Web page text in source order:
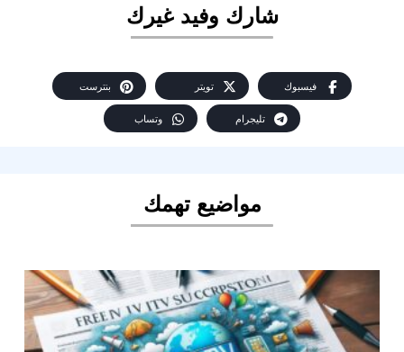
شارك وفيد غيرك
فيسبوك تويتر بنترست
تليجرام وتساب
مواضيع تهمك